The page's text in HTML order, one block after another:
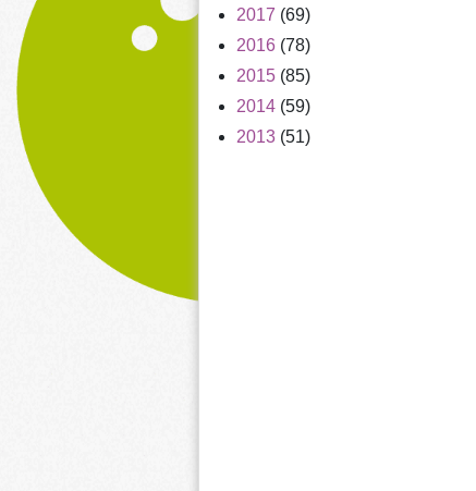
2017 (69)
2016 (78)
2015 (85)
2014 (59)
2013 (51)